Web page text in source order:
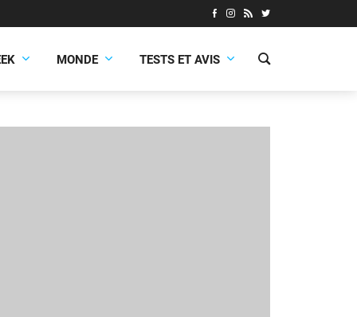
MONDE TESTS ET AVIS